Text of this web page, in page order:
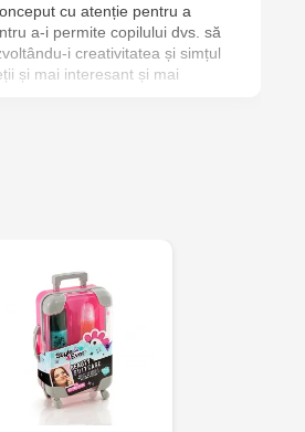
cu atenție pentru a
a-i permite copilului dvs. să
i creativitatea și simțul
și mai interesant și mai